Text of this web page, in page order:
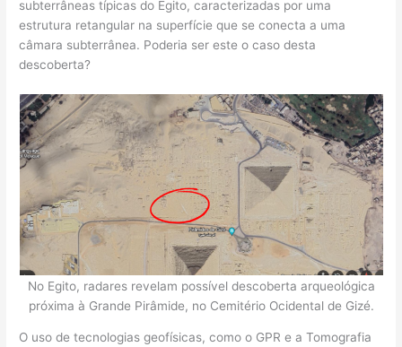
subterrâneas típicas do Egito, caracterizadas por uma
estrutura retangular na superfície que se conecta a uma
câmara subterrânea. Poderia ser este o caso desta
descoberta?
No Egito, radares revelam possível descoberta arqueológica
próxima à Grande Pirâmide, no Cemitério Ocidental de Gizé.
O uso de tecnologias geofísicas, como o GPR e a Tomografia